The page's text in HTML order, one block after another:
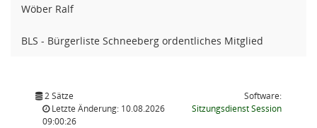
Wöber Ralf
BLS - Bürgerliste Schneeberg ordentliches Mitglied
2 Sätze
Letzte Änderung: 10.08.2026
09:00:26
Software:
SitzungsdienstSession(Wird in